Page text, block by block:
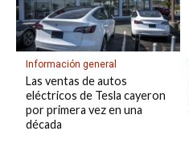
Información general
Las ventas de autos
eléctricos de Tesla cayeron
por primera vez en una
década